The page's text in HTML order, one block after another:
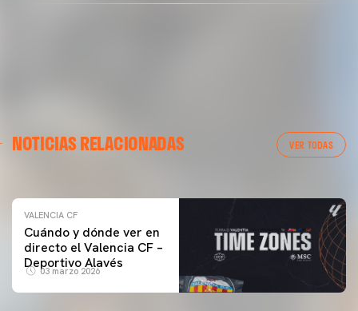
NOTICIAS RELACIONADAS VER TODAS
ENTRENAMIENTO DEL VALENCIA CF 04/03/26
VALENCIA CF
Cuándo y dónde ver en
directo el Valencia CF –
Deportivo Alavés
03 marzo 2026